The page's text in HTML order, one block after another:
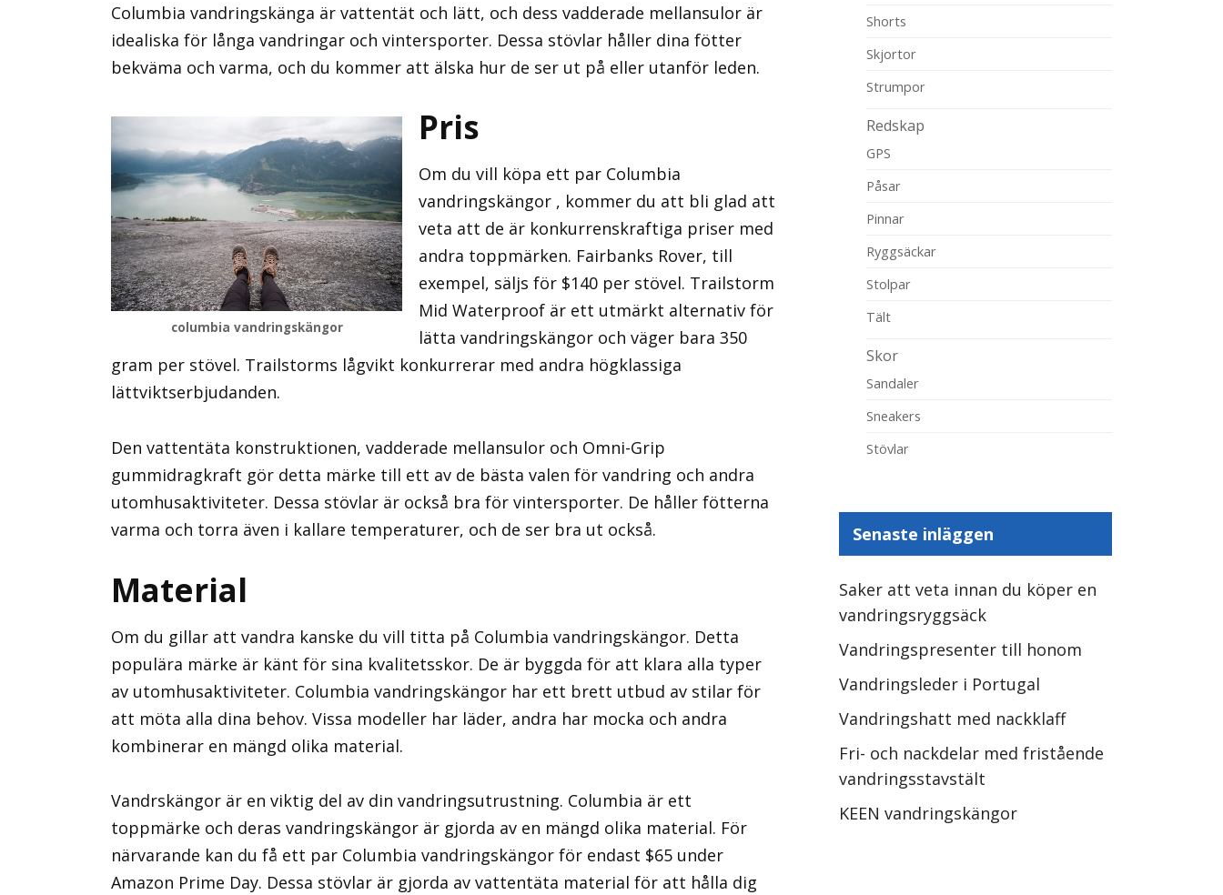
Columbia vandringskänga är vattentät och lätt, och dess vadderade mellansulor är
idealiska för långa vandringar och vintersporter. Dessa stövlar håller dina fötter
bekväma och varma, och du kommer att älska hur de ser ut på eller utanför leden.
columbia vandringskängor
Pris
Om du vill köpa ett par Columbia
vandringskängor , kommer du att bli glad att
veta att de är konkurrenskraftiga priser med
andra toppmärken. Fairbanks Rover, till
exempel, säljs för $140 per stövel. Trailstorm
Mid Waterproof är ett utmärkt alternativ för
lätta vandringskängor och väger bara 350
gram per stövel. Trailstorms lågvikt konkurrerar med andra högklassiga
lättviktserbjudanden.
Den vattentäta konstruktionen, vadderade mellansulor och Omni-Grip
gummidragkraft gör detta märke till ett av de bästa valen för vandring och andra
utomhusaktiviteter. Dessa stövlar är också bra för vintersporter. De håller fötterna
varma och torra även i kallare temperaturer, och de ser bra ut också.
Material
Om du gillar att vandra kanske du vill titta på Columbia vandringskängor. Detta
populära märke är känt för sina kvalitetsskor. De är byggda för att klara alla typer
av utomhusaktiviteter. Columbia vandringskängor har ett brett utbud av stilar för
att möta alla dina behov. Vissa modeller har läder, andra har mocka och andra
kombinerar en mängd olika material.
Vandrskängor är en viktig del av din vandringsutrustning. Columbia är ett
toppmärke och deras vandringskängor är gjorda av en mängd olika material. För
närvarande kan du få ett par Columbia vandringskängor för endast $65 under
Amazon Prime Day. Dessa stövlar är gjorda av vattentäta material för att hålla dig
Shorts
Skjortor
Strumpor
Redskap
GPS
Påsar
Pinnar
Ryggsäckar
Stolpar
Tält
Skor
Sandaler
Sneakers
Stövlar
Senaste inläggen
Saker att veta innan du köper en
vandringsryggsäck
Vandringspresenter till honom
Vandringsleder i Portugal
Vandringshatt med nackklaff
Fri- och nackdelar med fristående
vandringsstavstält
KEEN vandringskängor